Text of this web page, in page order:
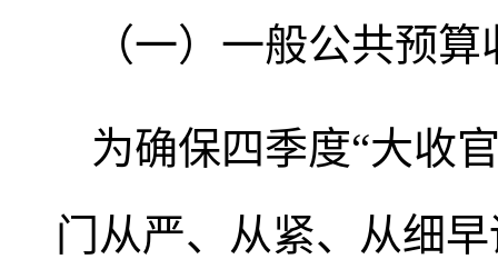
（一）一般公共预
为确保四季度“大收
门从严、从紧、从细